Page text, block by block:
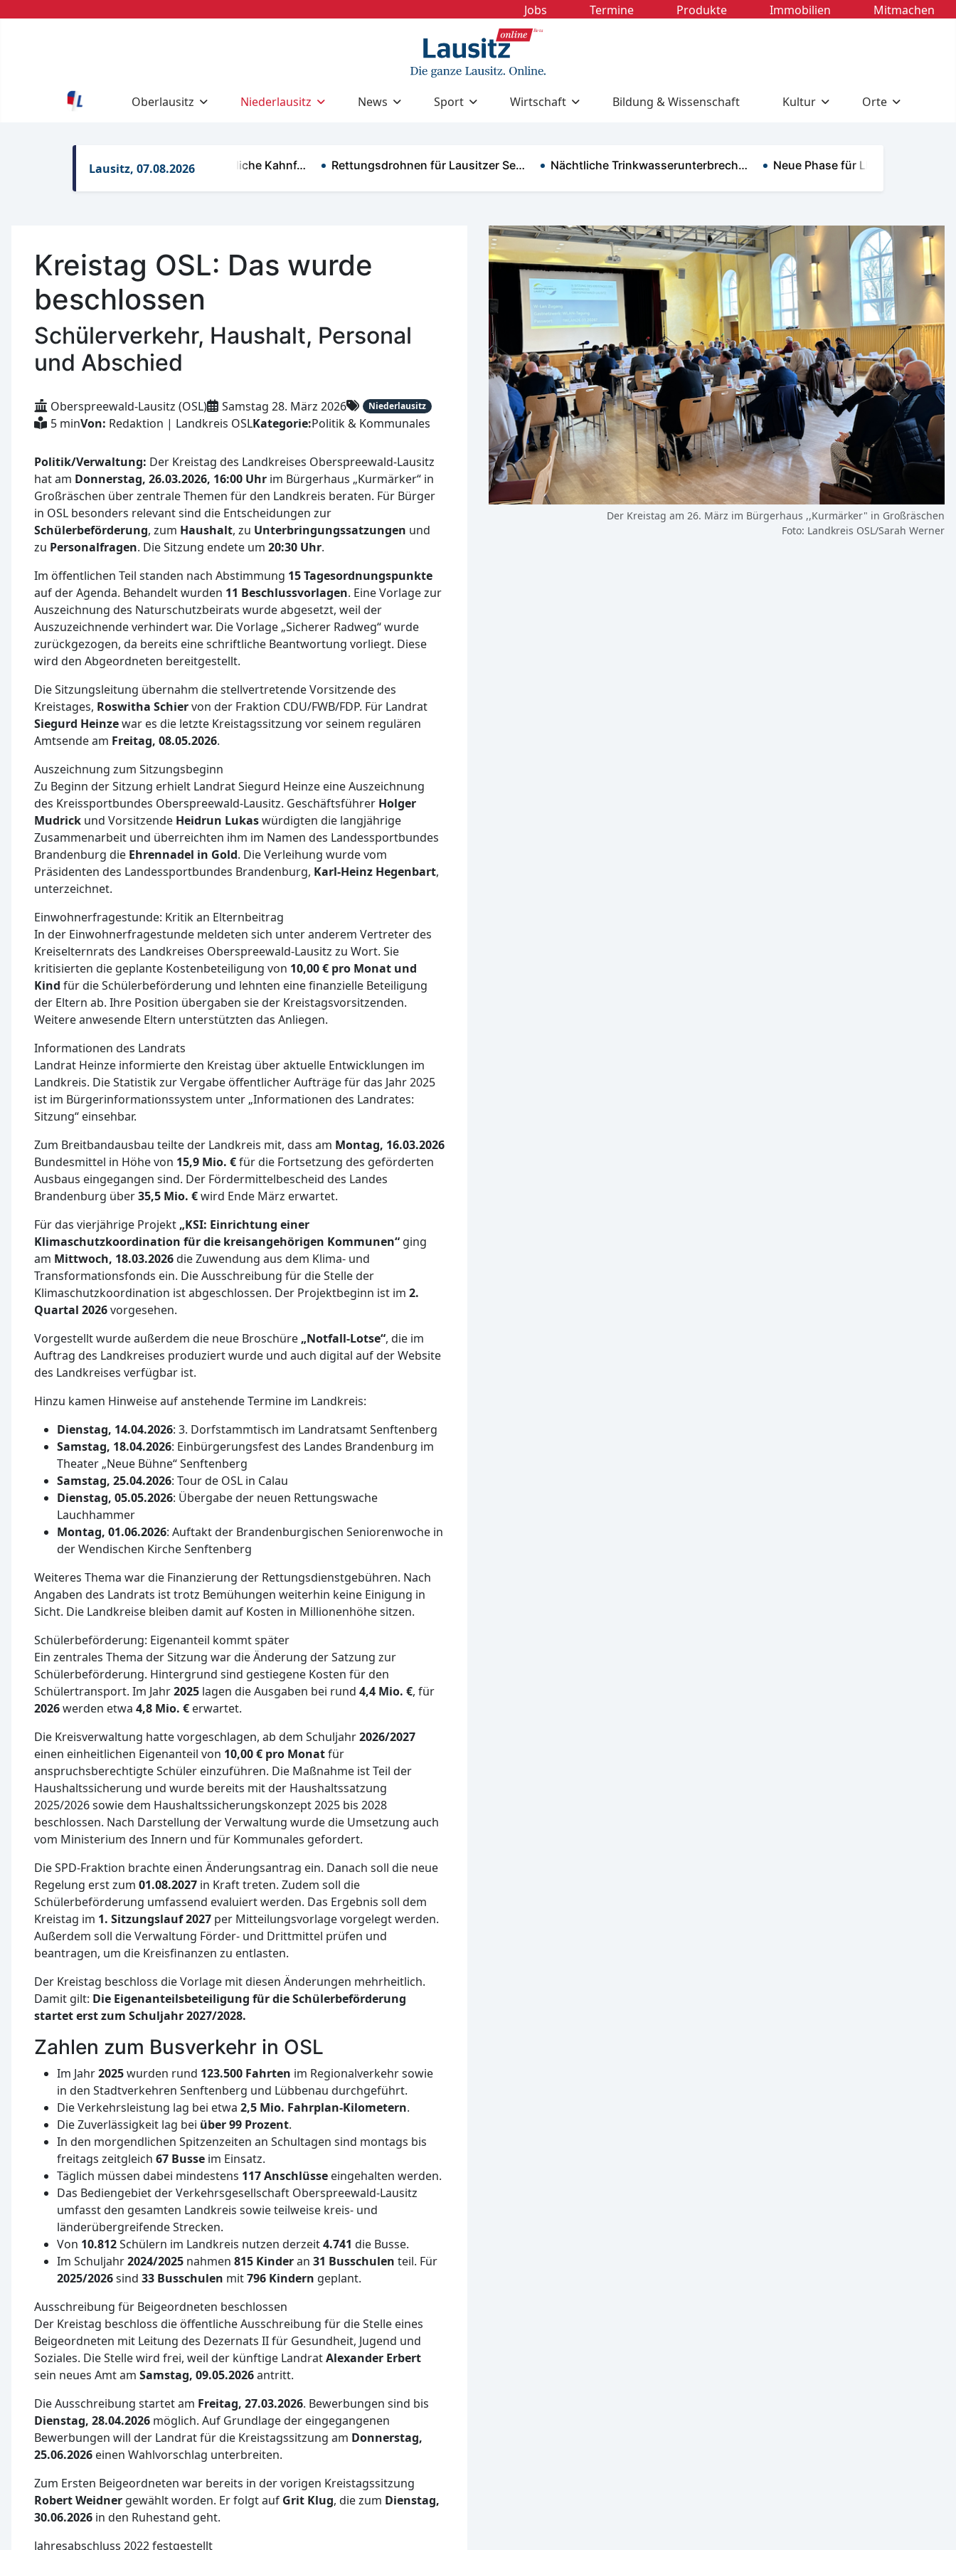
Jobs Termine Produkte Immobilien Mitmachen
Oberlausitz Niederlausitz News Sport Wirtschaft Bildung & Wissenschaft Kultur Orte
Lausitz, 07.08.2026
Regelungen für gewerbliche Kahnf… Rettungsdrohnen für Lausitzer Se… Nächtliche Trinkwasserunterbrech… Neue Phase für LHC-Dauerkarten …
Kreistag OSL: Das wurde
beschlossen
Schülerverkehr, Haushalt, Personal
und Abschied
Oberspreewald-Lausitz (OSL) Samstag 28. März 2026 Niederlausitz
5 minVon: Redaktion | Landkreis OSLKategorie:Politik & Kommunales
Politik/Verwaltung: Der Kreistag des Landkreises Oberspreewald-Lausitz
hat am Donnerstag, 26.03.2026, 16:00 Uhr im Bürgerhaus „Kurmärker“ in
Großräschen über zentrale Themen für den Landkreis beraten. Für Bürger
in OSL besonders relevant sind die Entscheidungen zur
Schülerbeförderung, zum Haushalt, zu Unterbringungssatzungen und
zu Personalfragen. Die Sitzung endete um 20:30 Uhr.
Im öffentlichen Teil standen nach Abstimmung 15 Tagesordnungspunkte
auf der Agenda. Behandelt wurden 11 Beschlussvorlagen. Eine Vorlage zur
Auszeichnung des Naturschutzbeirats wurde abgesetzt, weil der
Auszuzeichnende verhindert war. Die Vorlage „Sicherer Radweg“ wurde
zurückgezogen, da bereits eine schriftliche Beantwortung vorliegt. Diese
wird den Abgeordneten bereitgestellt.
Die Sitzungsleitung übernahm die stellvertretende Vorsitzende des
Kreistages, Roswitha Schiervon der Fraktion CDU/FWB/FDP. Für Landrat
Siegurd Heinzewar es die letzte Kreistagssitzung vor seinem regulären
Amtsende am Freitag, 08.05.2026.
Auszeichnung zum Sitzungsbeginn
Zu Beginn der Sitzung erhielt Landrat Siegurd Heinze eine Auszeichnung
des Kreissportbundes Oberspreewald-Lausitz. Geschäftsführer Holger
Mudrick und Vorsitzende Heidrun Lukaswürdigten die langjährige
Zusammenarbeit und überreichten ihm im Namen des Landessportbundes
Brandenburg die Ehrennadel in Gold. Die Verleihung wurde vom
Präsidenten des Landessportbundes Brandenburg, Karl-Heinz Hegenbart,
unterzeichnet.
Einwohnerfragestunde: Kritik an Elternbeitrag
In der Einwohnerfragestunde meldeten sich unter anderem Vertreter des
Kreiselternrats des Landkreises Oberspreewald-Lausitz zu Wort. Sie
kritisierten die geplante Kostenbeteiligung von 10,00 € pro Monat und
Kind für die Schülerbeförderung und lehnten eine finanzielle Beteiligung
der Eltern ab. Ihre Position übergaben sie der Kreistagsvorsitzenden.
Weitere anwesende Eltern unterstützten das Anliegen.
Informationen des Landrats
Landrat Heinze informierte den Kreistag über aktuelle Entwicklungen im
Landkreis. Die Statistik zur Vergabe öffentlicher Aufträge für das Jahr 2025
ist im Bürgerinformationssystem unter „Informationen des Landrates:
Sitzung“ einsehbar.
Zum Breitbandausbau teilte der Landkreis mit, dass am Montag, 16.03.2026
Bundesmittel in Höhe von 15,9 Mio. €für die Fortsetzung des geförderten
Ausbaus eingegangen sind. Der Fördermittelbescheid des Landes
Brandenburg über35,5 Mio. €wird Ende März erwartet.
Für das vierjährige Projekt „KSI: Einrichtung einer
Klimaschutzkoordination für die kreisangehörigen Kommunen“ ging
am Mittwoch, 18.03.2026die Zuwendung aus dem Klima- und
Transformationsfonds ein. Die Ausschreibung für die Stelle der
Klimaschutzkoordination ist abgeschlossen. Der Projektbeginn ist im 2.
Quartal 2026vorgesehen.
Vorgestellt wurde außerdem die neue Broschüre „Notfall-Lotse“, die im
Auftrag des Landkreises produziert wurde und auch digital auf der Website
des Landkreises verfügbar ist.
Hinzu kamen Hinweise auf anstehende Termine im Landkreis:
Dienstag, 14.04.2026: 3. Dorfstammtisch im Landratsamt Senftenberg
Samstag, 18.04.2026: Einbürgerungsfest des Landes Brandenburg im
Theater „Neue Bühne“ Senftenberg
Samstag, 25.04.2026: Tour de OSL in Calau
Dienstag, 05.05.2026: Übergabe der neuen Rettungswache
Lauchhammer
Montag, 01.06.2026: Auftakt der Brandenburgischen Seniorenwoche in
der Wendischen Kirche Senftenberg
Weiteres Thema war die Finanzierung der Rettungsdienstgebühren. Nach
Angaben des Landrats ist trotz Bemühungen weiterhin keine Einigung in
Sicht. Die Landkreise bleiben damit auf Kosten in Millionenhöhe sitzen.
Schülerbeförderung: Eigenanteil kommt später
Ein zentrales Thema der Sitzung war die Änderung der Satzung zur
Schülerbeförderung. Hintergrund sind gestiegene Kosten für den
Schülertransport. Im Jahr2025 lagen die Ausgaben bei rund 4,4 Mio. €, für
2026werden etwa 4,8 Mio. € erwartet.
Die Kreisverwaltung hatte vorgeschlagen, ab dem Schuljahr2026/2027
einen einheitlichen Eigenanteil von 10,00 € pro Monatfür
anspruchsberechtigte Schüler einzuführen. Die Maßnahme ist Teil der
Haushaltssicherung und wurde bereits mit der Haushaltssatzung
2025/2026 sowie dem Haushaltssicherungskonzept 2025 bis 2028
beschlossen. Nach Darstellung der Verwaltung wurde die Umsetzung auch
vom Ministerium des Innern und für Kommunales gefordert.
Die SPD-Fraktion brachte einen Änderungsantrag ein. Danach soll die neue
Regelung erst zum 01.08.2027 in Kraft treten. Zudem soll die
Schülerbeförderung umfassend evaluiert werden. Das Ergebnis soll dem
Kreistag im 1. Sitzungslauf 2027 per Mitteilungsvorlage vorgelegt werden.
Außerdem soll die Verwaltung Förder- und Drittmittel prüfen und
beantragen, um die Kreisfinanzen zu entlasten.
Der Kreistag beschloss die Vorlage mit diesen Änderungen mehrheitlich.
Damit gilt: Die Eigenanteilsbeteiligung für die Schülerbeförderung
startet erst zum Schuljahr 2027/2028.
Zahlen zum Busverkehr in OSL
Im Jahr2025wurden rund 123.500 Fahrten im Regionalverkehr sowie
in den Stadtverkehren Senftenberg und Lübbenau durchgeführt.
Die Verkehrsleistung lag bei etwa 2,5 Mio. Fahrplan-Kilometern.
Die Zuverlässigkeit lag bei über 99 Prozent.
In den morgendlichen Spitzenzeiten an Schultagen sind montags bis
freitags zeitgleich 67 Busse im Einsatz.
Täglich müssen dabei mindestens 117 Anschlüsse eingehalten werden.
Das Bediengebiet der Verkehrsgesellschaft Oberspreewald-Lausitz
umfasst den gesamten Landkreis sowie teilweise kreis- und
länderübergreifende Strecken.
Von 10.812Schülern im Landkreis nutzen derzeit4.741 die Busse.
Im Schuljahr2024/2025 nahmen 815 Kinderan 31 Busschulen teil. Für
2025/2026sind 33 Busschulen mit796 Kindern geplant.
Ausschreibung für Beigeordneten beschlossen
Der Kreistag beschloss die öffentliche Ausschreibung für die Stelle eines
Beigeordneten mit Leitung des Dezernats II für Gesundheit, Jugend und
Soziales. Die Stelle wird frei, weil der künftige LandratAlexander Erbert
sein neues Amt am Samstag, 09.05.2026antritt.
Die Ausschreibung startet am Freitag, 27.03.2026. Bewerbungen sind bis
Dienstag, 28.04.2026 möglich. Auf Grundlage der eingegangenen
Bewerbungen will der Landrat für die Kreistagssitzung am Donnerstag,
25.06.2026 einen Wahlvorschlag unterbreiten.
Zum Ersten Beigeordneten war bereits in der vorigen Kreistagssitzung
Robert Weidner gewählt worden. Er folgt auf Grit Klug, die zum Dienstag,
30.06.2026 in den Ruhestand geht.
Jahresabschluss 2022 festgestellt
Der Kreistag am 26. März im Bürgerhaus ,,Kurmärker" in Großräschen
Foto: Landkreis OSL/Sarah Werner